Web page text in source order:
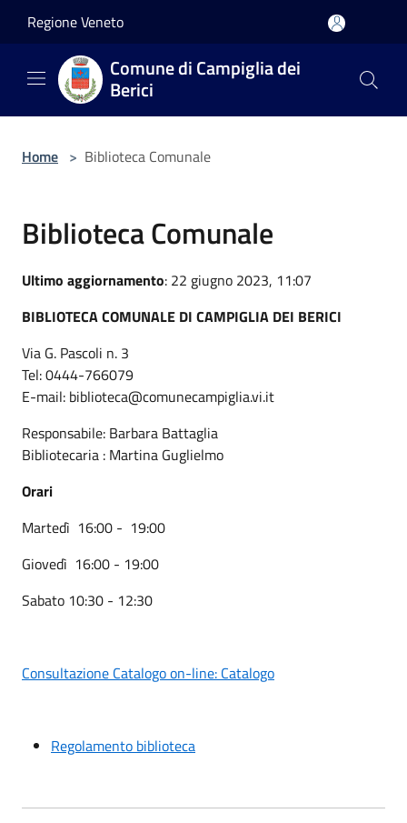
Regione Veneto
Comune di Campiglia dei
Berici
Home > Biblioteca Comunale
Biblioteca Comunale
Ultimo aggiornamento: 22 giugno 2023, 11:07
BIBLIOTECA COMUNALE DI CAMPIGLIA DEI BERICI
Via G. Pascoli n. 3
Tel: 0444-766079
E-mail: biblioteca@comunecampiglia.vi.it
Responsabile: Barbara Battaglia
Bibliotecaria : Martina Guglielmo
Orari
Martedì 16:00 - 19:00
Giovedì 16:00 - 19:00
Sabato 10:30 - 12:30
Consultazione Catalogo on-line: Catalogo
Regolamento biblioteca